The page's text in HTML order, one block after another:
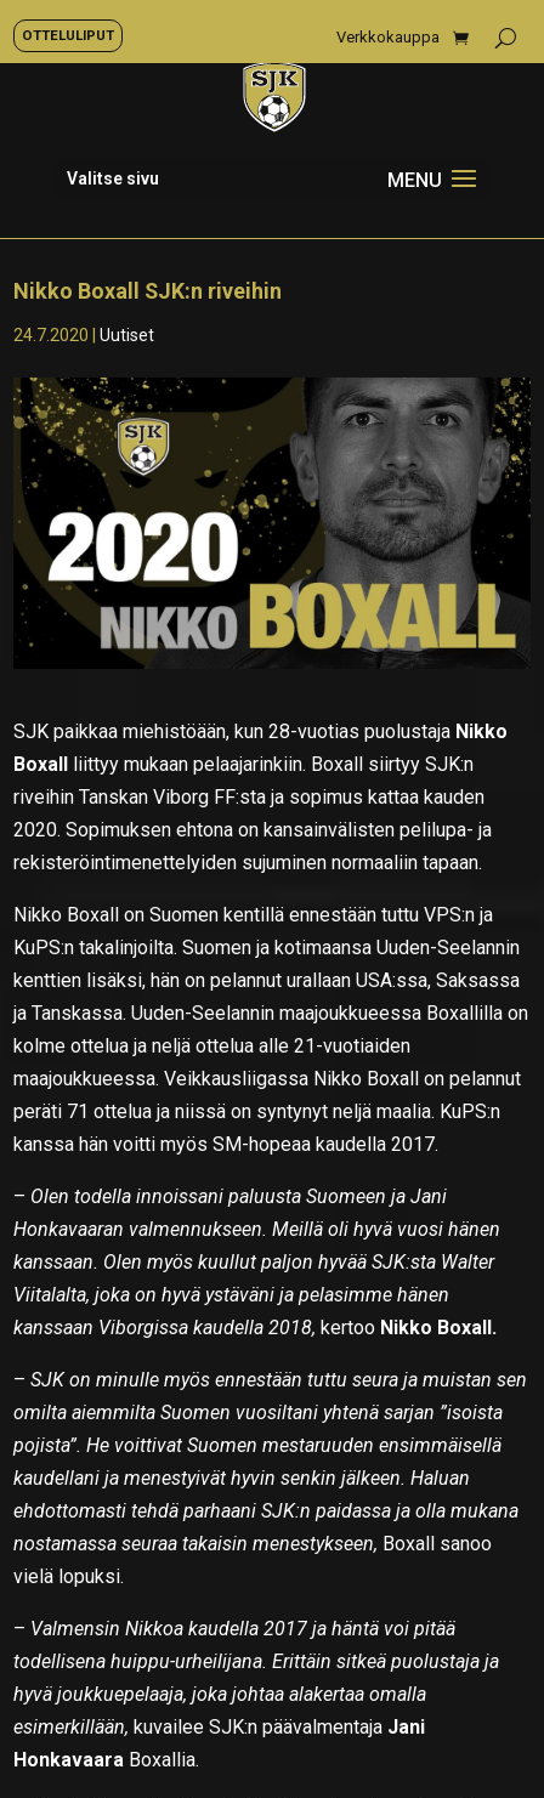
OTTELULIPUT Verkkokauppa
Valitse sivu
Nikko Boxall SJK:n riveihin
24.7.2020 |Uutiset
SJK paikkaa miehistöään, kun 28-vuotias puolustaja Nikko
Boxall liittyy mukaan pelaajarinkiin. Boxall siirtyy SJK:n
riveihin Tanskan Viborg FF:sta ja sopimus kattaa kauden
2020. Sopimuksen ehtona on kansainvälisten pelilupa- ja
rekisteröintimenettelyiden sujuminen normaaliin tapaan.
Nikko Boxall on Suomen kentillä ennestään tuttu VPS:n ja
KuPS:n takalinjoilta. Suomen ja kotimaansa Uuden-Seelannin
kenttien lisäksi, hän on pelannut urallaan USA:ssa, Saksassa
ja Tanskassa. Uuden-Seelannin maajoukkueessa Boxallilla on
kolme ottelua ja neljä ottelua alle 21-vuotiaiden
maajoukkueessa. Veikkausliigassa Nikko Boxall on pelannut
peräti 71 ottelua ja niissä on syntynyt neljä maalia. KuPS:n
kanssa hän voitti myös SM-hopeaa kaudella 2017.
– Olen todella innoissani paluusta Suomeen ja Jani
Honkavaaran valmennukseen. Meillä oli hyvä vuosi hänen
kanssaan. Olen myös kuullut paljon hyvää SJK:sta Walter
Viitalalta, joka on hyvä ystäväni ja pelasimme hänen
kanssaan Viborgissa kaudella 2018, kertoo Nikko Boxall.
–SJK on minulle myös ennestään tuttu seura ja muistan sen
omilta aiemmilta Suomen vuosiltani yhtenä sarjan ”isoista
pojista”. He voittivat Suomen mestaruuden ensimmäisellä
kaudellani ja menestyivät hyvin senkin jälkeen. Haluan
ehdottomasti tehdä parhaani SJK:n paidassa ja olla mukana
nostamassa seuraa takaisin menestykseen, Boxall sanoo
vielä lopuksi.
– Valmensin Nikkoa kaudella 2017 ja häntä voi pitää
todellisena huippu-urheilijana. Erittäin sitkeä puolustaja ja
hyvä joukkuepelaaja, joka johtaa alakertaa omalla
esimerkillään, kuvailee SJK:n päävalmentaja Jani
Honkavaara Boxallia.